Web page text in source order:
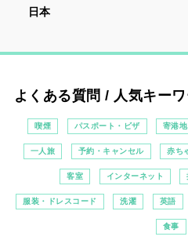
日本
よくある質問 / 人気キー
喫煙 パスポート・ビザ 寄港地
一人旅 予約・キャンセル 赤ち
客室 インターネット
服装・ドレスコード 洗濯 英語
食事